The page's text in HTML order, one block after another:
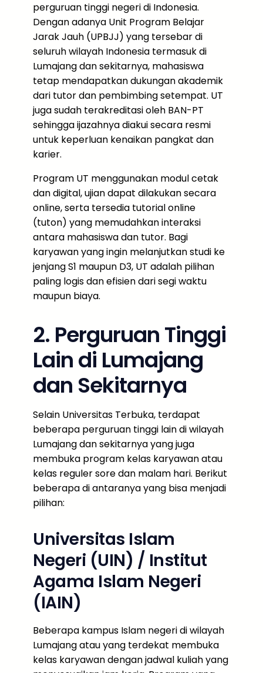
perguruan tinggi negeri di Indonesia.
Dengan adanya Unit Program Belajar
Jarak Jauh (UPBJJ) yang tersebar di
seluruh wilayah Indonesia termasuk di
Lumajang dan sekitarnya, mahasiswa
tetap mendapatkan dukungan akademik
dari tutor dan pembimbing setempat. UT
juga sudah terakreditasi oleh BAN-PT
sehingga ijazahnya diakui secara resmi
untuk keperluan kenaikan pangkat dan
karier.
Program UT menggunakan modul cetak
dan digital, ujian dapat dilakukan secara
online, serta tersedia tutorial online
(tuton) yang memudahkan interaksi
antara mahasiswa dan tutor. Bagi
karyawan yang ingin melanjutkan studi ke
jenjang S1 maupun D3, UT adalah pilihan
paling logis dan efisien dari segi waktu
maupun biaya.
2. Perguruan Tinggi
Lain di Lumajang
dan Sekitarnya
Selain Universitas Terbuka, terdapat
beberapa perguruan tinggi lain di wilayah
Lumajang dan sekitarnya yang juga
membuka program kelas karyawan atau
kelas reguler sore dan malam hari. Berikut
beberapa di antaranya yang bisa menjadi
pilihan:
Universitas Islam
Negeri (UIN) / Institut
Agama Islam Negeri
(IAIN)
Beberapa kampus Islam negeri di wilayah
Lumajang atau yang terdekat membuka
kelas karyawan dengan jadwal kuliah yang